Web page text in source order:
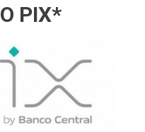
PIX*